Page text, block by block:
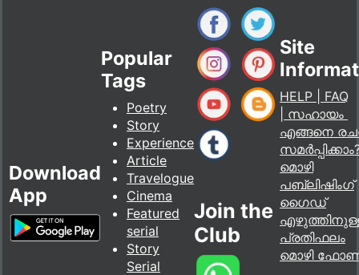
Download
App
Popular
Tags
Poetry
Story
Experience
Article
Travelogue
Cinema
Featured
serial
Story
Serial
Join the
Club
Site
HELP | FAQ
| സഹായം
എങ്ങനെ
മൊഴി
പബ്ലിഷിംഗ്
ഗൈഡ്
പ്രതിഫലം
മൊഴി